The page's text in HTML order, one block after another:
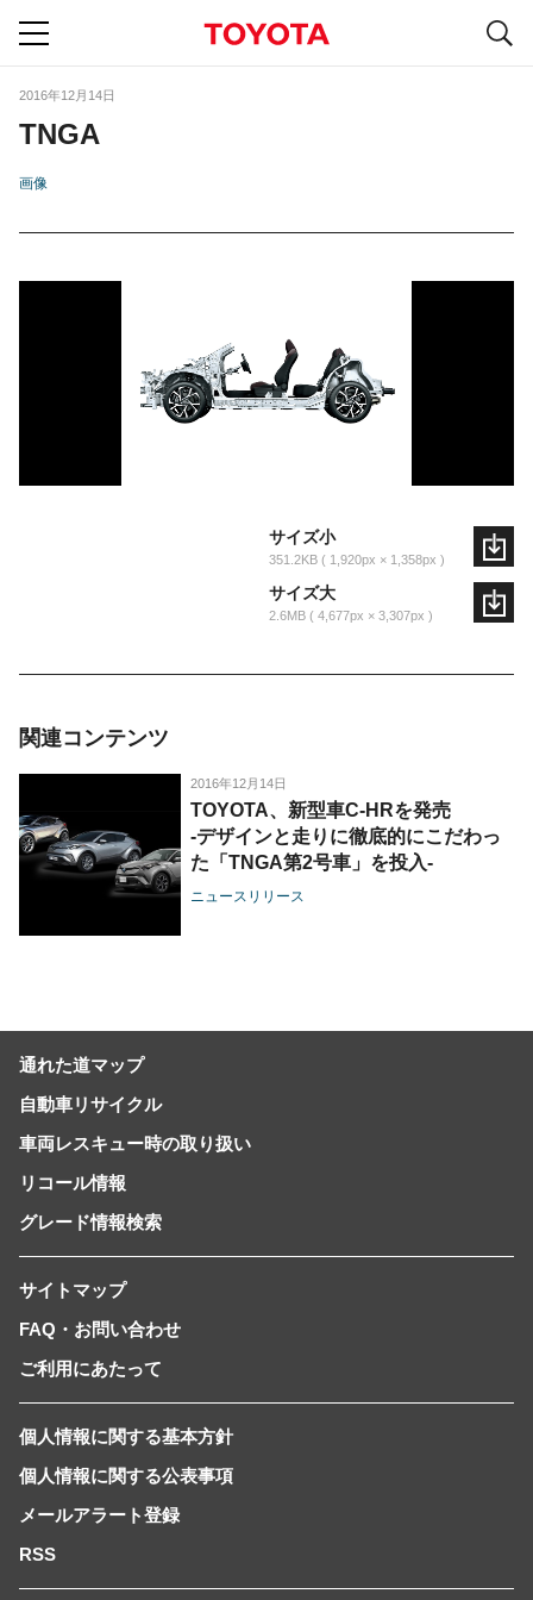
2016年12月14日
TNGA
画像
サイズ小
351.2KB 1,920px × 1,358px
サイズ大
2.6MB 4,677px × 3,307px
関連コンテンツ
2016年12月14日
TOYOTA、新型車C-HRを発売
-デザインと走りに徹底的にこだわっ
た「TNGA第2号車」を投入-
ニュースリリース
通れた道マップ
自動車リサイクル
車両レスキュー時の取り扱い
リコール情報
グレード情報検索
サイトマップ
FAQ・お問い合わせ
ご利用にあたって
個人情報に関する基本方針
個人情報に関する公表事項
メールアラート登録
RSS